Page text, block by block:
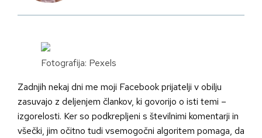
Fotografija: Pexels
Zadnjih nekaj dni me moji Facebook prijatelji v obilju
zasuvajo z deljenjem člankov, ki govorijo o isti temi –
izgorelosti. Ker so podkrepljeni s številnimi komentarji in
všečki, jim očitno tudi vsemogočni algoritem pomaga, da